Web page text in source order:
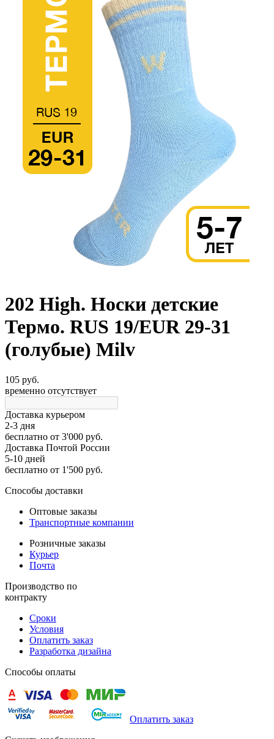
202 High. Носки детские
Термо. RUS 19/EUR 29-31
(голубые) Milv
105 руб.
временно отсутствует
Доставка курьером
2-3 дня
бесплатно от 3'000 руб.
Доставка Почтой России
5-10 дней
бесплатно от 1'500 руб.
Способы доставки
Оптовые заказы
Транспортные компании
Розничные заказы
Курьер
Почта
Производство по
контракту
Сроки
Условия
Оплатить заказ
Разработка дизайна
Способы оплаты
Оплатить заказ